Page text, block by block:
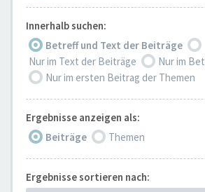
Innerhalb suchen:
Betreff und Text der Beiträge
Nur im Text der Beiträge
Nur im
Nur im ersten Beitrag der Themen
Ergebnisse anzeigen als:
Beiträge
Themen
Ergebnisse sortieren nach: